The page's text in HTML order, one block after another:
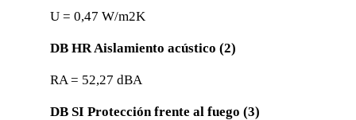
U = 0,47 W/m2K
DB HR Aislamiento acústico (2)
RA = 52,27 dBA
DB SI Protección frente al fuego (3)